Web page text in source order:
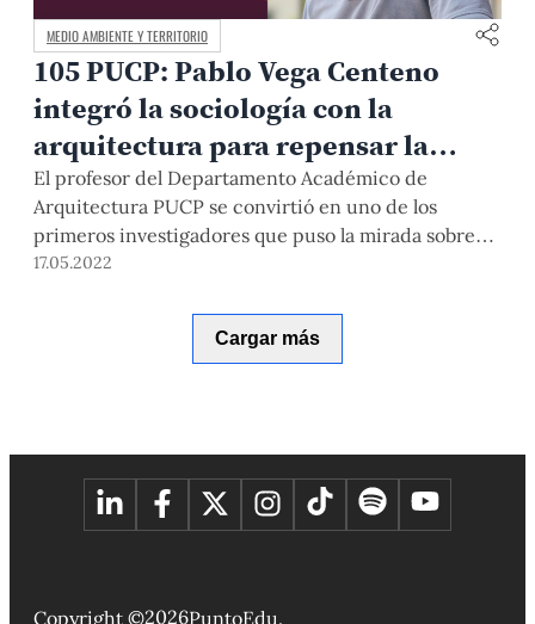
MEDIO AMBIENTE Y TERRITORIO
105 PUCP: Pablo Vega Centeno
integró la sociología con la
arquitectura para repensar la
ciudad
El profesor del Departamento Académico de
Arquitectura PUCP se convirtió en uno de los
primeros investigadores que puso la mirada sobre
las interacciones humanas en los espacios
17.05.2022
Cargar más
Copyright ©2026PuntoEdu.